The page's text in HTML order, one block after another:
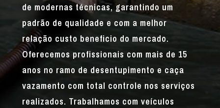
de modernas técnicas, garantindo um
padrão de qualidade e com a melhor
relação custo beneficio do mercado.
Oferecemos profissionais com mais de 15
anos no ramo de desentupimento e caça
vazamento com total controle nos serviços
realizados. Trabalhamos com veículos